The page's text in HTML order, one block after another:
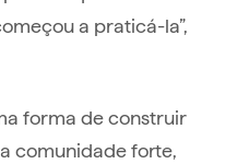
a praticá-la”,
forma de construir
comunidade forte,